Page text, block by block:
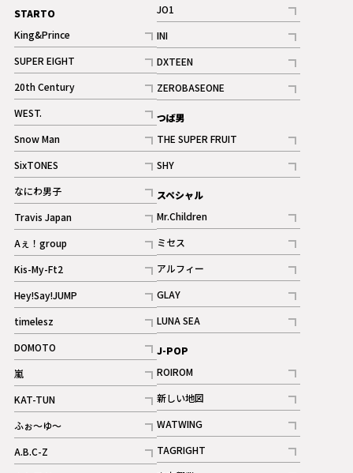
STARTO
King&Prince
記事
SUPER EIGHT
記事
20th Century
記事
WEST.
記事
Snow Man
記事
ギャラリー
SixTONES
記事
ギャラリー
なにわ男子
記事
Travis Japan
記事
Aぇ！group
記事
Kis-My-Ft2
記事
ギャラリー
Hey!Say!JUMP
記事
timelesz
記事
DOMOTO
記事
嵐
記事
KAT-TUN
記事
ふぉ～ゆ～
記事
A.B.C-Z
記事
JO1
記事
INI
記事
ギャラリー
DXTEEN
記事
ギャラリー
ZEROBASEONE
記事
つば男
THE SUPER FRUIT
記事
SHY
記事
スペシャル
Mr.Children
記事
ミセス
記事
アルフィー
記事
GLAY
記事
LUNA SEA
記事
J-POP
ROIROM
記事
新しい地図
記事
WATWING
記事
TAGRIGHT
記事